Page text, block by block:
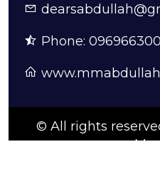
Phone:
© All rights